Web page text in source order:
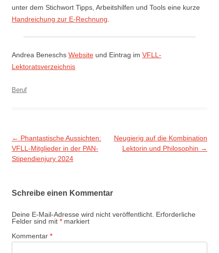
unter dem Stichwort Tipps, Arbeitshilfen und Tools eine kurze
Handreichung zur E-Rechnung
Andrea Beneschs Website und Eintrag im VFLL-
Lektoratsverzeichnis
Beruf
Beitragsnavigation
← Phantastische Aussichten:
VFLL-Mitglieder in der PAN-
Stipendienjury 2024
Neugierig auf die Kombination
Lektorin und Philosophin →
Schreibe einen Kommentar
Deine E-Mail-Adresse wird nicht veröffentlicht. Erforderliche
Felder sind mit * markiert
Kommentar *